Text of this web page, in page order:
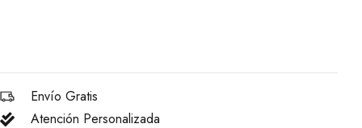
Envío Gratis
Atención Personalizada